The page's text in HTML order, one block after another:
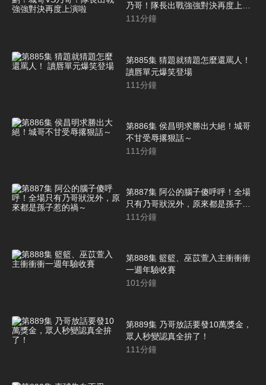
乃哥！隊長出戰強強對決再度上演
啦
111分鐘
第885集 猜題就猜題怎麼還罵人！
讀唇單元爆笑登場
111分鐘
第886集 侯昌明求勝出大絕！城哥
不甘受辱撂狠話～
111分鐘
第887集 阿公的腦子傻呼呼！全場
只有乃哥狀況外，原來都是孫子惹
的禍～
111分鐘
第888集 籃籃、巫苡萱入主衝衝衝
一週年驗收賽
101分鐘
第889集 乃哥放話要發10萬獎金，
眾人秒變認真全拚了！
111分鐘